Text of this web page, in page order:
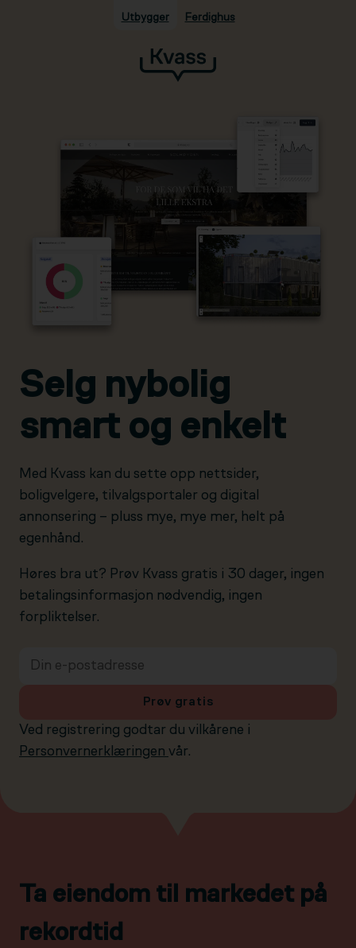
Hopp til hovedinnhold
Utbygger Ferdighus
Selg nybolig
smart og enkelt
Med Kvass kan du sette opp nettsider,
boligvelgere, tilvalgsportaler og digital
annonsering – pluss mye, mye mer, helt på
egenhånd.
Høres bra ut? Prøv Kvass gratis i 30 dager, ingen
betalingsinformasjon nødvendig, ingen
forpliktelser.
Ved registrering godtar du vilkårene i
Personvernerklæringen vår.
Prøv gratis
Ta eiendom til markedet på
rekordtid